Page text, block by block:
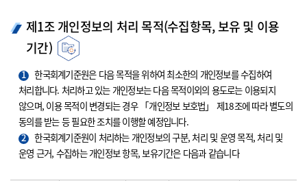
제1조 개인정보의 처리 목적(수집항목, 보유 및 이용
기간)
1
한국회계기준원은 다음 목적을 위하여 최소한의 개인정보를 수집하여
처리합니다. 처리하고 있는 개인정보는 다음 목적이외의 용도로는 이용되지
않으며, 이용 목적이 변경되는 경우 「개인정보 보호법」 제18조에 따라 별도의
동의를 받는 등 필요한 조치를 이행할 예정입니다.
2
한국회계기준원이 처리하는 개인정보의 구분, 처리 및 운영 목적, 처리 및
운영 근거, 수집하는 개인정보 항목, 보유기간은 다음과 같습니다